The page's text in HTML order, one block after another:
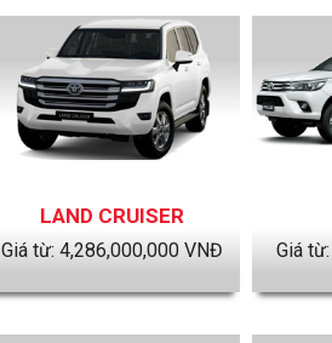
LAND CRUISER
Giá từ:4,286,000,000 VNĐ Giá từ: